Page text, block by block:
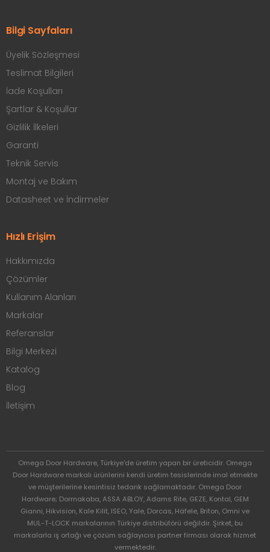
Bilgi Sayfaları
Üyelik Sözleşmesi
Teslimat Bilgileri
İade Koşulları
Şartlar & Koşullar
Gizlilik İlkeleri
Garanti
Teknik Servis
Montaj ve Bakım
Datasheet ve İndirmeler
Hızlı Erişim
Hakkımızda
Çözümler
Kullanım Alanları
Markalar
Referanslar
Bilgi Merkezi
Katalog
Blog
İletişim
Omega Door Hardware, Türkiye'de üretim yapan bir üreticidir. Omega
Door Hardware markalı ürünlerini kendi üretim tesislerinde imal etmekte
ve müşterilerine kesintisiz tedarik sağlamaktadır. Omega Door
Hardware; Dormakaba, ASSA ABLOY, Adams Rite, GEZE, Kontal, GEM
Gianni, Hikvision, Kale Kilit, ISEO, Yale, Dorcas, Häfele, Briton, Omni ve
MUL-T-LOCK markalarının Türkiye distribütörü değildir. Şirket, bu
markalarla iş ortağı ve çözüm sağlayıcısı partner firması olarak hizmet
vermektedir.